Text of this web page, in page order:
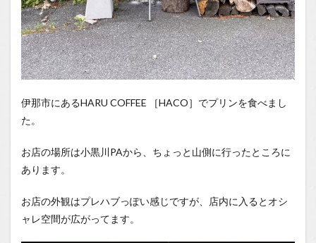
伊那市にあるHARU COFFEE ［HACO］でプリンを食べまし
た。
お店の場所は小黒川PAから、ちょっと山側に行ったところに
あります。
お店の外観はプレハブっぽい感じですが、店内に入るとオシ
ャレ空間が広がってます。